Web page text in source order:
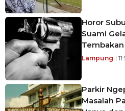
Horor
Suami
Lampung |
Parkir
Masalah